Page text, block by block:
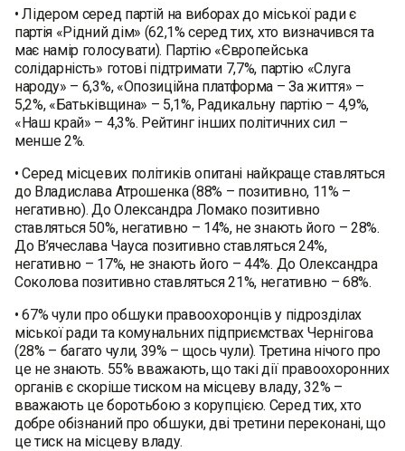
• Лідером серед партій на виборах до міської ради є
партія «Рідний дім» (62,1% серед тих, хто визначився та
має намір голосувати). Партію «Європейська
солідарність» готові підтримати 7,7%, партію «Слуга
народу» – 6,3%, «Опозиційна платформа – За життя» –
5,2%, «Батьківщина» – 5,1%, Радикальну партію – 4,9%,
«Наш край» – 4,3%. Рейтинг інших політичних сил –
менше 2%.
• Серед місцевих політиків опитані найкраще ставляться
до Владислава Атрошенка (88% – позитивно, 11% –
негативно). До Олександра Ломако позитивно
ставляться 50%, негативно – 14%, не знають його – 28%.
До В’ячеслава Чауса позитивно ставляться 24%,
негативно – 17%, не знають його – 44%. До Олександра
Соколова позитивно ставляться 21%, негативно – 68%.
• 67% чули про обшуки правоохоронців у підрозділах
міської ради та комунальних підприємствах Чернігова
(28% – багато чули, 39% – щось чули). Третина нічого про
це не знають. 55% вважають, що такі дії правоохоронних
органів є скоріше тиском на місцеву владу, 32% –
вважають це боротьбою з корупцією. Серед тих, хто
добре обізнаний про обшуки, дві третини переконані, що
це тиск на місцеву владу.